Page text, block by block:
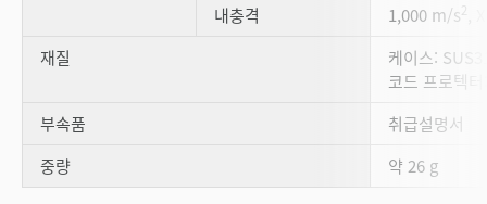
내충격
1,000 m/s2
재질
케이스:
코드 프로텍
부속품
취급설명서
중량
약 26 g